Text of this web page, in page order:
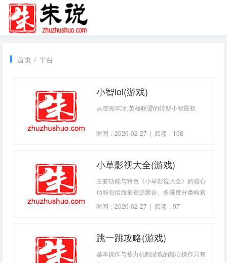
首页 / 平台
小智lol(游戏)
从澄海3C到英雄联盟的转型小智最初
时间：2026-02-27 | 阅读：108
小草影视大全(游戏)
主要功能与特色《小草影视大全》的核心
功能包括海量资源聚合、多维度分类检索
与智能推荐。平台按类型（电影、电视
类，方便用户快速定位想看的内容。智能
好推送相似影片，提升找片效率。部分版
时间：2026-02-27 | 阅读：97
跳一跳攻略(游戏)
基本操作与蓄力机制游戏的核心操作只有